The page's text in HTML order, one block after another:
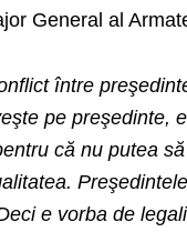
General al
între
pe preşedinte,
că nu putea
e vorba de